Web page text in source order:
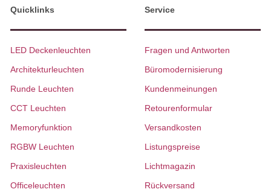
Quicklinks
LED Deckenleuchten
Architekturleuchten
Runde Leuchten
CCT Leuchten
Memoryfunktion
RGBW Leuchten
Praxisleuchten
Officeleuchten
Service
Fragen und Antworten
Büromodernisierung
Kundenmeinungen
Retourenformular
Versandkosten
Listungspreise
Lichtmagazin
Rückversand